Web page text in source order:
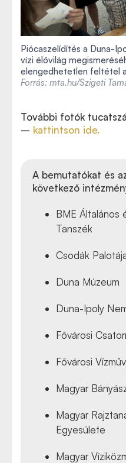
Piócaszelídítés a Duna-
vízi élővilág
elengedhetetlen feltétel
Forrás: mta.hu/Szigeti
További fotók
– kattintson ide.
A bemutatókat és
következő
BME Általános
Tanszék
Csodák
Duna Múzeum
Duna-Ipoly
Fővárosi
Fővárosi
Magyar
Magyar
Egyesülete
Magyar